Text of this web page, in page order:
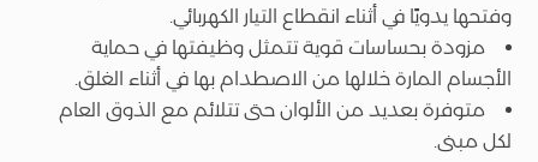
وفتحها يدويًا في أثناء انقطاع التيار الكهربائي.
مزودة بحساسات قوية تتمثل وظيفتها في حماية
الأجسام المارة خلالها من الاصطدام بها في أثناء الغلق.
متوفرة بعديد من الألوان حتى تتلائم مع الذوق العام
لكل مبنى.